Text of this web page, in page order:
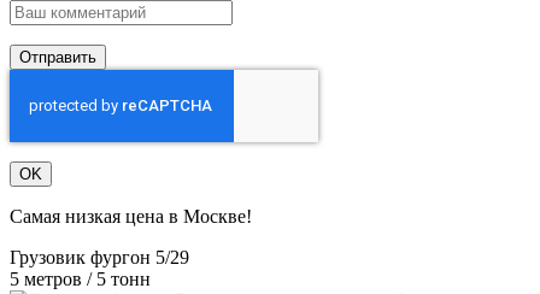
Отправить
OK
Самая низкая цена в Москве!
Грузовик фургон 5/29
5 метров / 5 тонн